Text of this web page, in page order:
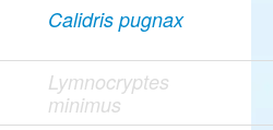
Calidris pugnax
Lymnocryptes
minimus